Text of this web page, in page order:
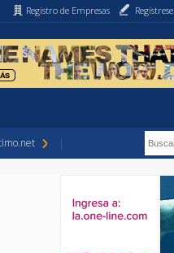
Registro de Empresas Regístrese